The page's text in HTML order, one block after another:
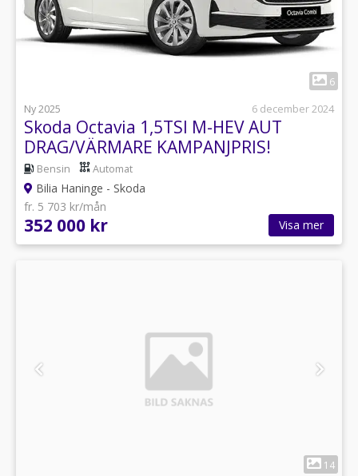
6
Ny 2025
6 december 2024
Skoda Octavia 1,5TSI M-HEV AUT
DRAG/VÄRMARE KAMPANJPRIS!
Bensin Automat
Bilia Haninge - Skoda
fr. 5 703 kr/mån
352 000 kr Visa mer
14